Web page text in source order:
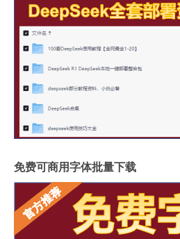
免费可商用字体批量下载